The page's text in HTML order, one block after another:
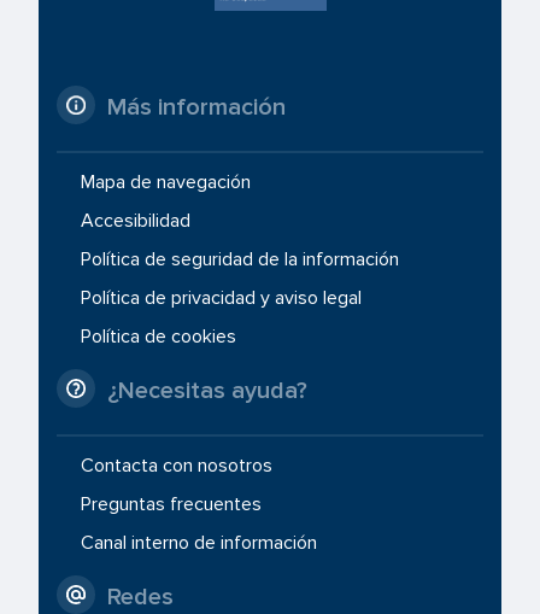
Más información
Mapa de navegación
Accesibilidad
Política de seguridad de la información
Política de privacidad y aviso legal
Política de cookies
¿Necesitas ayuda?
Contacta con nosotros
Preguntas frecuentes
Canal interno de información
Redes